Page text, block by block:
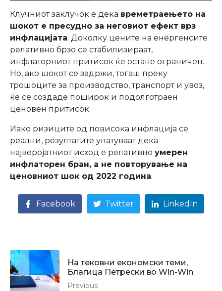
Клучниот заклучок е дека времетраењето на
шокот е пресудно за неговиот ефект врз
инфлацијата. Доколку цените на енергенсите
релативно брзо се стабилизираат,
инфлаторниот притисок ќе остане ограничен.
Но, ако шокот се задржи, тогаш преку
трошоците за производство, транспорт и увоз,
ќе се создаде поширок и подолготраен
ценовен притисок.
Иако ризиците од повисока инфлација се
реални, резултатите упатуваат дека
најверојатниот исход е релативно умерен
инфлаторен бран, а не повторување на
ценовниот шок од 2022 година.
Facebook Twitter LinkedIn
На тековни економски теми,
Благица Петрески во Win-Win
Previous